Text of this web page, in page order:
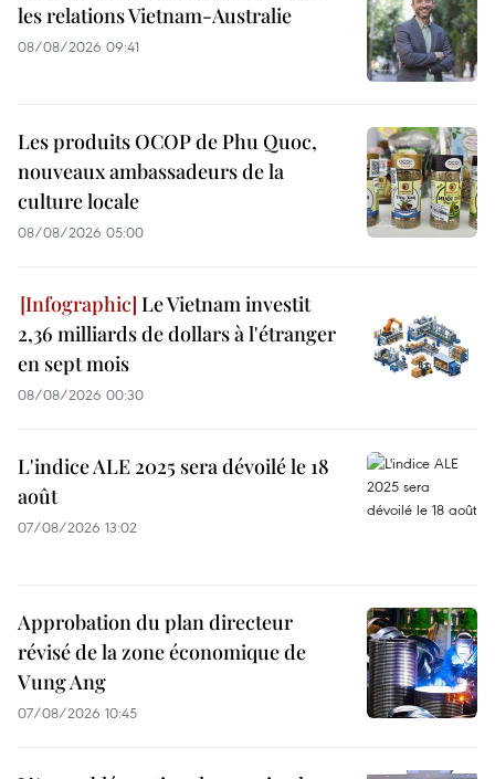
les relations Vietnam-Australie
08/08/2026 09:41
Les produits OCOP de Phu Quoc,
nouveaux ambassadeurs de la
culture locale
08/08/2026 05:00
Le Vietnam investit
2,36 milliards de dollars à l'étranger
en sept mois
08/08/2026 00:30
L'indice ALE 2025 sera dévoilé le 18
août
07/08/2026 13:02
Approbation du plan directeur
révisé de la zone économique de
Vung Ang
07/08/2026 10:45